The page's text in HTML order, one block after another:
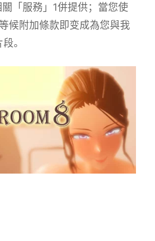
「服務」1併提供；當您使
候附加條款即变成為您與我
。